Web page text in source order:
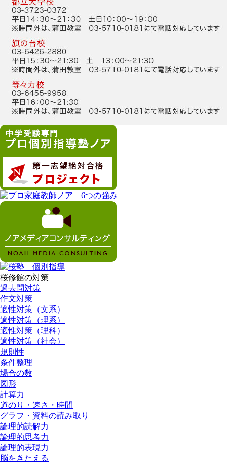
桜修館の対策
過去問対策
作文対策
適性対策（文系）
適性対策（理系）
適性対策（理科）
適性対策（社会）
規則性
条件整理
場合の数
図形
計算力
道のり・速さ・時間
グラフ・資料の読み取り
論理的読解力
論理的思考力
論理的表現力
脳をきたえる